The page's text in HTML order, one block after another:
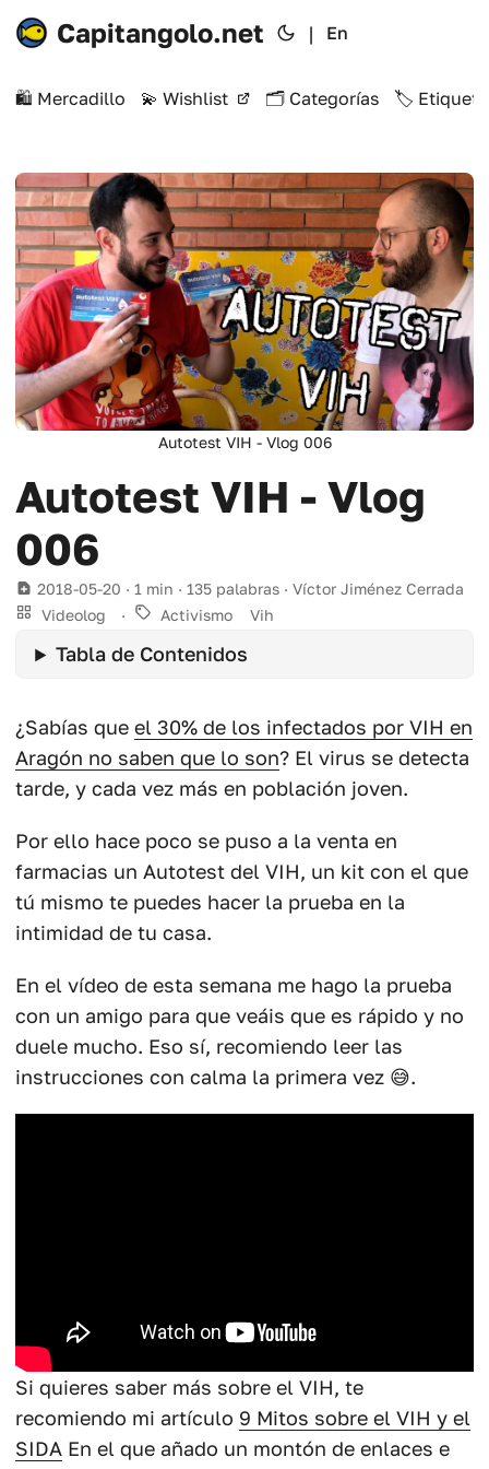
Capitangolo.net | En
🛍️ Mercadillo 💫 Wishlist 🗂️ Categorías 🏷️
Autotest VIH - Vlog 006
Autotest VIH - Vlog
006
2018-05-20 · 1 min · 135 palabras · Víctor Jiménez Cerrada
Videolog
· Activismo Vih
Tabla de Contenidos
¿Sabías que el 30% de los infectados por VIH en
Aragón no saben que lo son? El virus se detecta
tarde, y cada vez más en población joven.
Por ello hace poco se puso a la venta en
farmacias un Autotest del VIH, un kit con el que
tú mismo te puedes hacer la prueba en la
intimidad de tu casa.
En el vídeo de esta semana me hago la prueba
con un amigo para que veáis que es rápido y no
duele mucho. Eso sí, recomiendo leer las
instrucciones con calma la primera vez 😅.
Si quieres saber más sobre el VIH, te
recomiendo mi artículo 9 Mitos sobre el VIH y el
SIDA En el que añado un montón de enlaces e